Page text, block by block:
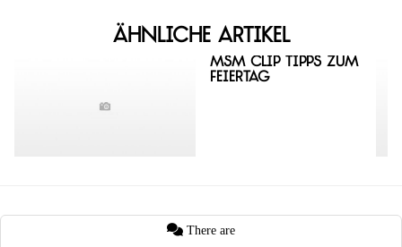
Ähnliche Artikel
MSM Clip Tipps zum
Feiertag